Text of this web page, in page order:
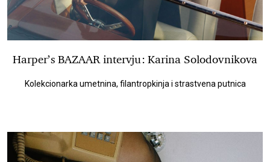
Harper’s BAZAAR intervju: Karina Solodovnikova
Kolekcionarka umetnina, filantropkinja i strastvena putnica